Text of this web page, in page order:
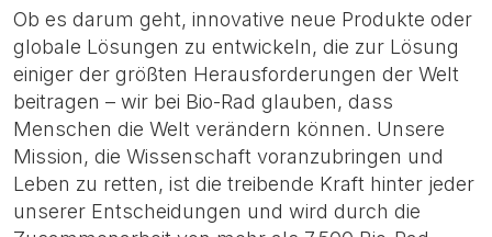
Ob es darum geht, innovative neue Produkte oder
globale Lösungen zu entwickeln, die zur Lösung
einiger der größten Herausforderungen der Welt
beitragen – wir bei Bio-Rad glauben, dass
Menschen die Welt verändern können. Unsere
Mission, die Wissenschaft voranzubringen und
Leben zu retten, ist die treibende Kraft hinter jeder
unserer Entscheidungen und wird durch die